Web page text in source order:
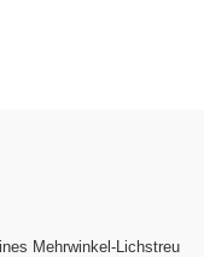
Mehrwinkel-Lichstreu